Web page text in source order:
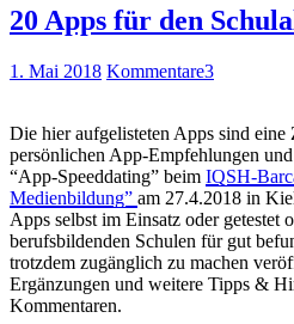
20 Apps für den
1. Mai 2018 Kommentare3
Die hier aufgelisteten Apps sind eine
persönlichen App-Empfehlungen
“App-Speeddating” beim IQSH-
Medienbildung” am 27.4.2018 in
Apps selbst im Einsatz oder getestet
berufsbildenden Schulen für gut
trotzdem zugänglich zu machen
Ergänzungen und weitere Tipps &
Kommentaren.